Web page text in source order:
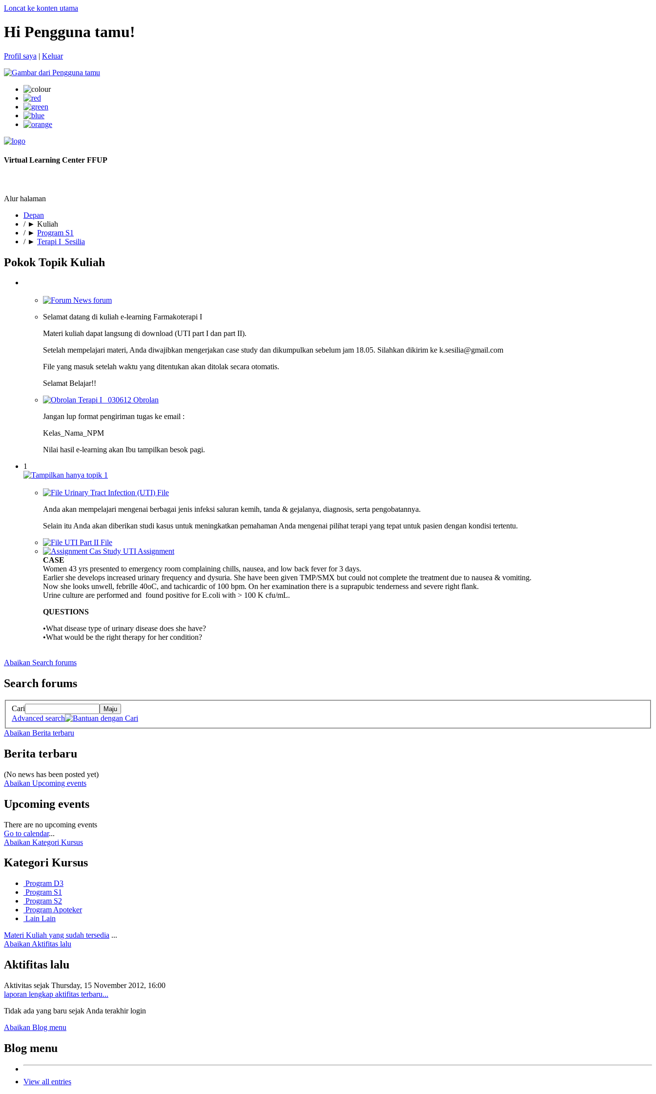
Loncat ke konten utama
Hi Pengguna tamu!
Profil saya | Keluar
Virtual Learning Center FFUP
Alur halaman
Depan
/ ► Kuliah
/ ► Program S1
/ ► Terapi I_Sesilia
Pokok Topik Kuliah
News forum
Selamat datang di kuliah e-learning Farmakoterapi I
Materi kuliah dapat langsung di download (UTI part I dan part II).
Setelah mempelajari materi, Anda diwajibkan mengerjakan case study dan dikumpulkan sebelum jam 18.05. Silahkan dikirim ke k.sesilia@gmail.com
File yang masuk setelah waktu yang ditentukan akan ditolak secara otomatis.
Selamat Belajar!!
Terapi I _030612 Obrolan
Jangan lup format pengiriman tugas ke email :
Kelas_Nama_NPM
Nilai hasil e-learning akan Ibu tampilkan besok pagi.
1
Urinary Tract Infection (UTI) File
Anda akan mempelajari mengenai berbagai jenis infeksi saluran kemih, tanda & gejalanya, diagnosis, serta pengobatannya.
Selain itu Anda akan diberikan studi kasus untuk meningkatkan pemahaman Anda mengenai pilihat terapi yang tepat untuk pasien dengan kondisi tertentu.
UTI Part II File
Cas Study UTIAssignment
CASE
Women 43 yrs presented to emergency room complaining chills, nausea, and low back fever for 3 days.
Earlier she develops increased urinary frequency and dysuria. She have been given TMP/SMX but could not complete the treatment due to nausea & vomiting.
Now she looks unwell, febrille 40oC, and tachicardic of 100 bpm. On her examination there is a suprapubic tenderness and severe right flank.
Urine culture are performed and found positive for E.coli with > 100 K cfu/mL.
QUESTIONS
•What disease type of urinary disease does she have?
•What would be the right therapy for her condition?
Abaikan Search forums
Search forums
Cari Maju
Advanced search
Abaikan Berita terbaru
Berita terbaru
(No news has been posted yet)
Abaikan Upcoming events
Upcoming events
There are no upcoming events
Go to calendar...
Abaikan Kategori Kursus
Kategori Kursus
Program D3
Program S1
Program S2
Program Apoteker
Lain Lain
Materi Kuliah yang sudah tersedia ...
Abaikan Aktifitas lalu
Aktifitas lalu
Aktivitas sejak Thursday, 15 November 2012, 16:00
laporan lengkap aktifitas terbaru...
Tidak ada yang baru sejak Anda terakhir login
Abaikan Blog menu
Blog menu
View all entries